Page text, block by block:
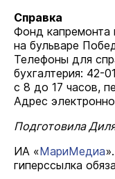
Справка
Фонд
на бульваре
Телефоны для
бухгалтерия: 42-
с 8 до 17 часов,
Адрес
Подготовила
ИА «МариМедиа
гиперссылка